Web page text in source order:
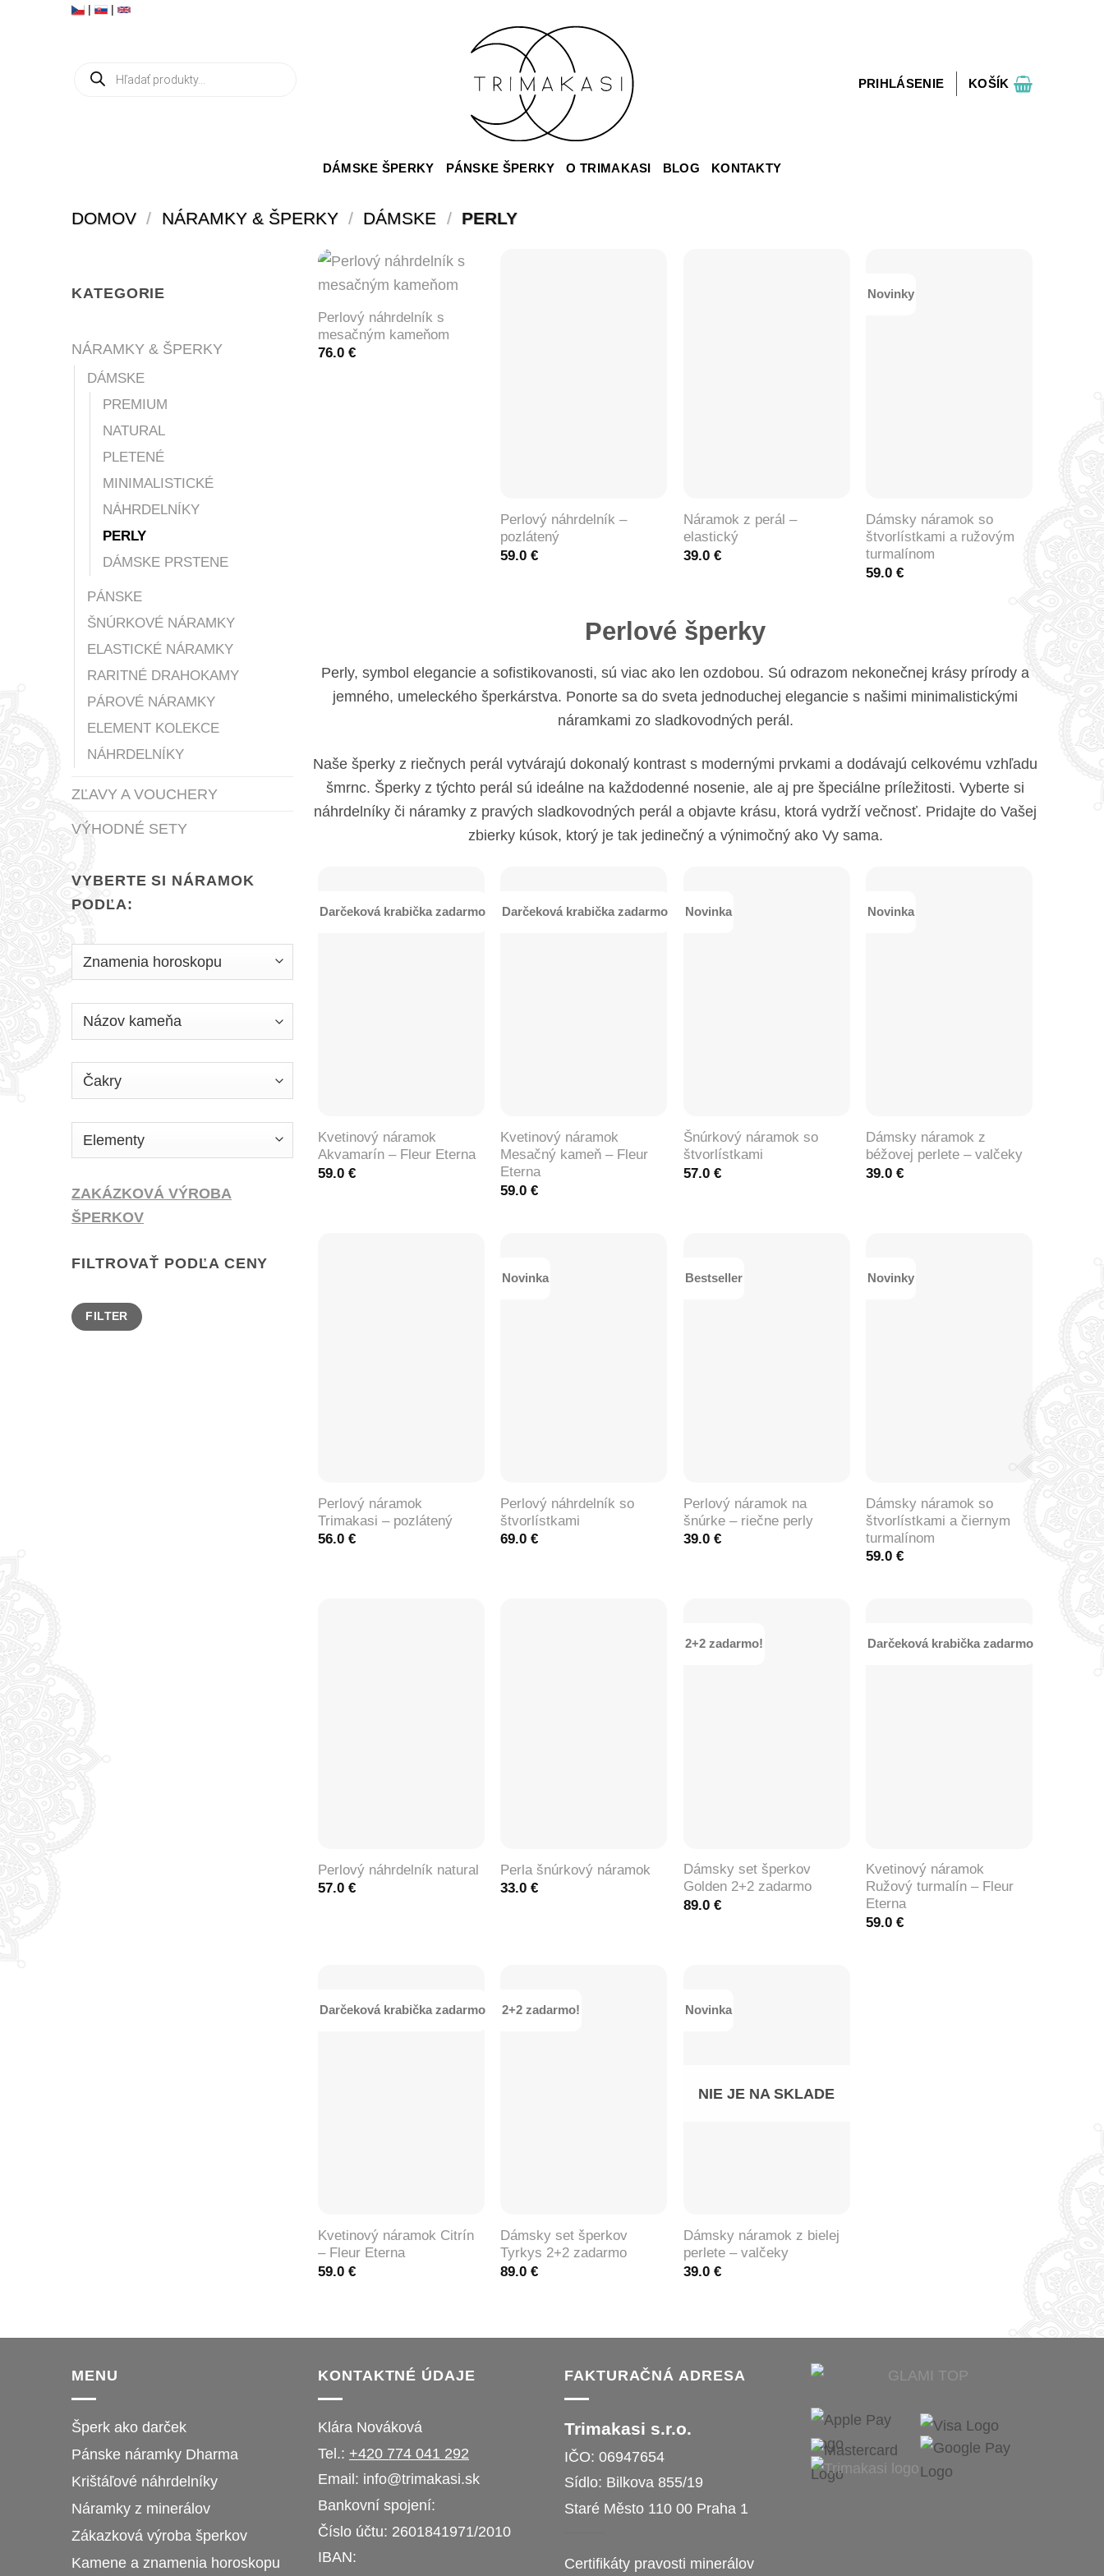
| |
search
PRIHLÁSENIE KOŠÍK
DÁMSKE ŠPERKY PÁNSKE ŠPERKY O TRIMAKASI BLOG KONTAKTY
DOMOV / NÁRAMKY & ŠPERKY / DÁMSKE / PERLY
KATEGORIE
NÁRAMKY & ŠPERKY
DÁMSKE
PREMIUM
NATURAL
PLETENÉ
MINIMALISTICKÉ
NÁHRDELNÍKY
PERLY
DÁMSKE PRSTENE
PÁNSKE
ŠNÚRKOVÉ NÁRAMKY
ELASTICKÉ NÁRAMKY
RARITNÉ DRAHOKAMY
PÁROVÉ NÁRAMKY
ELEMENT KOLEKCE
NÁHRDELNÍKY
ZĽAVY A VOUCHERY
VÝHODNÉ SETY
VYBERTE SI NÁRAMOK
PODĽA:
ZAKÁZKOVÁ VÝROBA
ŠPERKOV
FILTROVAŤ PODĽA CENY
Minimálna
cena
Maximálna
cenaFILTER
Perlový náhrdelník s
mesačným kameňom
76.0 €
Perlový náhrdelník –
pozlátený
59.0€
Náramok z perál –
elastický
39.0 €
Novinky
Dámsky náramok so
štvorlístkami a ružovým
turmalínom
59.0€
Perlové šperky
Perly, symbol elegancie a sofistikovanosti, sú viac ako len ozdobou. Sú odrazom nekonečnej krásy prírody a
jemného, umeleckého šperkárstva. Ponorte sa do sveta jednoduchej elegancie s našimi minimalistickými
náramkami zo sladkovodných perál.
Naše šperky z riečnych perál vytvárajú dokonalý kontrast s modernými prvkami a dodávajú celkovému vzhľadu
šmrnc. Šperky z týchto perál sú ideálne na každodenné nosenie, ale aj pre špeciálne príležitosti. Vyberte si
náhrdelníky či náramky z pravých sladkovodných perál a objavte krásu, ktorá vydrží večnosť. Pridajte do Vašej
zbierky kúsok, ktorý je tak jedinečný a výnimočný ako Vy sama.
Darčeková krabička zadarmo
Kvetinový náramok
Akvamarín – Fleur Eterna
59.0 €
Darčeková krabička zadarmo
Kvetinový náramok
Mesačný kameň – Fleur
Eterna
59.0€
Novinka
Šnúrkový náramok so
štvorlístkami
57.0 €
Novinka
Dámsky náramok z
béžovej perlete – valčeky
39.0€
Perlový náramok
Trimakasi – pozlátený
56.0 €
Novinka
Perlový náhrdelník so
štvorlístkami
69.0€
Bestseller
Perlový náramok na
šnúrke – riečne perly
39.0 €
Novinky
Dámsky náramok so
štvorlístkami a čiernym
turmalínom
59.0€
Perlový náhrdelník natural
57.0 €
Perla šnúrkový náramok
33.0€
2+2 zadarmo!
Dámsky set šperkov
Golden 2+2 zadarmo
89.0 €
Darčeková krabička zadarmo
Kvetinový náramok
Ružový turmalín – Fleur
Eterna
59.0€
Darčeková krabička zadarmo
Kvetinový náramok Citrín
– Fleur Eterna
59.0 €
2+2 zadarmo!
Dámsky set šperkov
Tyrkys 2+2 zadarmo
89.0€
Novinka
NIE JE NA SKLADE
Dámsky náramok z bielej
perlete – valčeky
39.0 €
MENU
Šperk ako darček
Pánske náramky Dharma
Krištáľové náhrdelníky
Náramky z minerálov
Zákazková výroba šperkov
Kamene a znamenia horoskopu
KONTAKTNÉ ÚDAJE
Klára Nováková
Tel.: +420 774 041 292
Email: info@trimakasi.sk
Bankovní spojení:
Číslo účtu: 260​1841971​/​2010
IBAN:
FAKTURAČNÁ ADRESA
Trimakasi s.r.o.
IČO: 069​476​54
Sídlo: Bilkova 855/19
Staré Město 110 00 Praha 1
Certifikáty pravosti minerálov